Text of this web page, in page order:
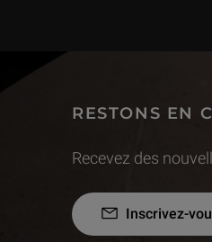
RESTONS EN
Recevez des
Inscrivez-